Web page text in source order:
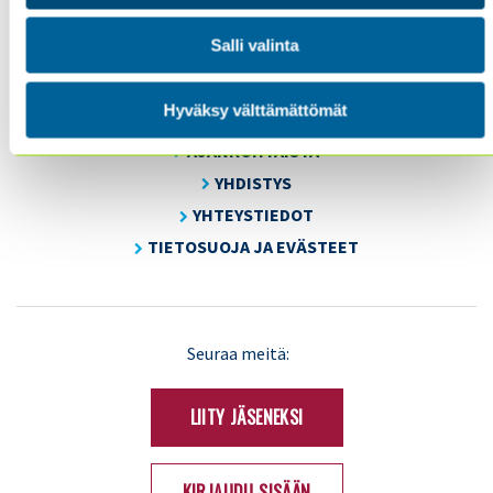
Salli valinta
Hyväksy välttämättömät
Tel. +358 (0)50 505 6669
SISÄINEN TARKASTUS
KOULUTUS & TAPAHTUMAT
AJANKOHTAISTA
YHDISTYS
YHTEYSTIEDOT
TIETOSUOJA JA EVÄSTEET
Seuraa meitä:
LIITY JÄSENEKSI